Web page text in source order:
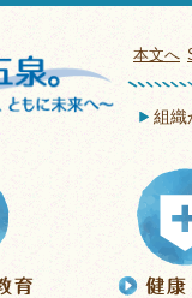
本文へ
組織